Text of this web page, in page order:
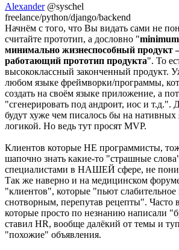
Alexander @syschel
freelance/python/django/backend
Начнём с того, что Вы видать сами не
считайте прототип, а дословно "
минимально жизнеспособный
работающий прототип продукта". То
высококлассный законченный продукт.
любом языке фреймворки/программы,
создать на своём языке приложение, а
"сгенерировать под андроит, иос и т.д.".
будут хуже чем писалось бы на нативных
логикой. Но ведь тут просят MVP.
Клиентов которые НЕ программисты,
шапочно знать какие-то "страшные
специалистами в НАШЕЙ сфере, не
Так же наверно и на медицинском
"клиентов", которые "пьют слабительное
снотворным, перепутав рецепты". Часто
которые просто по незнанию написали
ставил HR, вообще далёкий от темы и
"похожие" объявления.